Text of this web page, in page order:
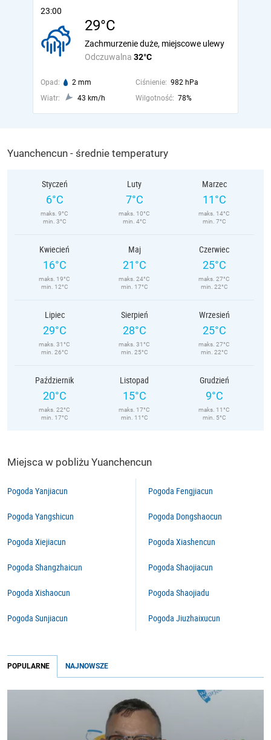
23:00
29°C
Odczuwalna 32°C
Zachmurzenie duże, miejscowe ulewy
Opad: 2 mm Ciśnienie: 982 hPa
Wiatr:
43 km/h Wilgotność: 78%
Yuanchencun - średnie temperatury
Styczeń
6°C
maks. 9°C
min. 3°C
Luty
7°C
maks. 10°C
min. 4°C
Marzec
11°C
maks. 14°C
min. 7°C
Kwiecień
16°C
maks. 19°C
min. 12°C
Maj
21°C
maks. 24°C
min. 17°C
Czerwiec
25°C
maks. 27°C
min. 22°C
Lipiec
29°C
maks. 31°C
min. 26°C
Sierpień
28°C
maks. 31°C
min. 25°C
Wrzesień
25°C
maks. 27°C
min. 22°C
Październik
20°C
maks. 22°C
min. 17°C
Listopad
15°C
maks. 17°C
min. 11°C
Grudzień
9°C
maks. 11°C
min. 5°C
Miejsca w pobliżu Yuanchencun
Pogoda Yanjiacun
Pogoda Yangshicun
Pogoda Xiejiacun
Pogoda Shangzhaicun
Pogoda Xishaocun
Pogoda Sunjiacun
Pogoda Fengjiacun
Pogoda Dongshaocun
Pogoda Xiashencun
Pogoda Shaojiacun
Pogoda Shaojiadu
Pogoda Jiuzhaixucun
POPULARNE NAJNOWSZE